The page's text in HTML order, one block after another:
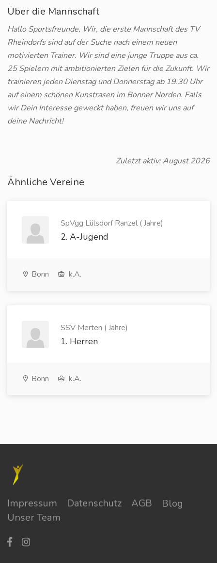
Über die Mannschaft
Hallo Sportsfreunde, Wir, die erste Mannschaft des TV
Rheindorfs sind auf der Suche nach einem neuen
motivierten Trainer. Wir sind eine junge Truppe aus ca.
25 Spielern mit ambitionierten Zielen für die Zukunft. Wir
trainieren jeden Dienstag und Donnerstag ab 19.30 Uhr
auf einem schönen Kunstrasen im Bonner Norden. Falls
wir Dein Interesse geweckt haben, freuen wir uns auf
deine Nachricht!
Zuletzt aktiv: August 2026
Ähnliche Vereine
SpVgg Lülsdorf Ranzel ( Jahre)
2. A-Jugend
Bonn k.A.
SSV Merten ( Jahre)
1. Herren
Bonn k.A.
Impressum Datenschutz AGB
Blog
Unser Team